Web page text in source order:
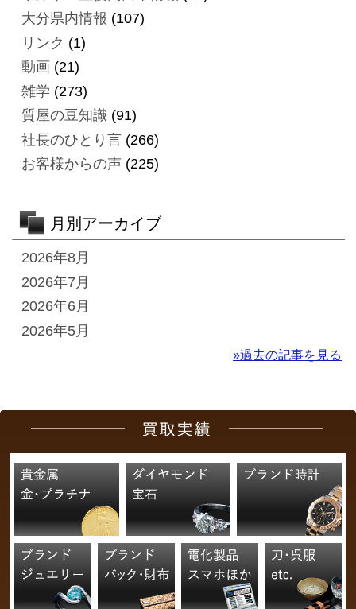
大分県内情報 (107)
リンク (1)
動画 (21)
雑学 (273)
質屋の豆知識(91)
社長のひとり言(266)
お客様からの声(225)
月別アーカイブ
2026年8月
2026年7月
2026年6月
2026年5月
»過去の記事を見る